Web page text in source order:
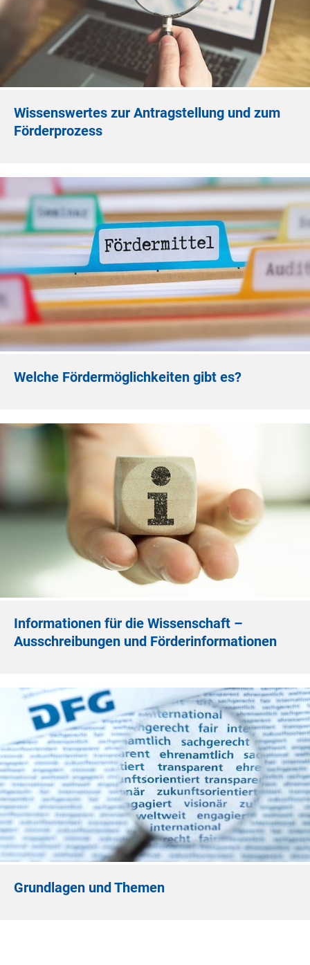
Wissenswertes zur Antragstellung und zum
Förderprozess
Welche Fördermöglichkeiten gibt es?
Informationen für die Wissenschaft –
Ausschreibungen und Förderinformationen
Grundlagen und Themen